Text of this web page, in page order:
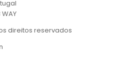
direitos reservados